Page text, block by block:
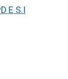
E S.I